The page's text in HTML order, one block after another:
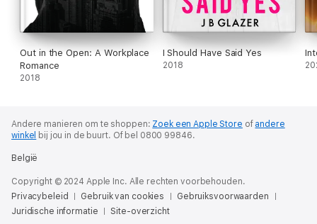
Out in the Open: A Workplace
Romance
2018
I Should Have Said Yes
2018
Andere manieren om te shoppen: Zoek een Apple Store of andere
winkel bij jou in de buurt. Of bel 0800 99846.
België
Copyright © 2024 Apple Inc. Alle rechten voorbehouden.
Privacybeleid
Gebruik van cookies
Gebruiksvoorwaarden
Juridische informatie
Site-overzicht